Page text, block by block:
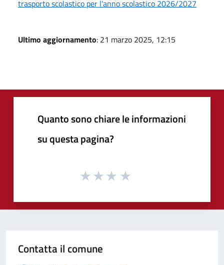
trasporto scolastico per l'anno scolastico 2026/2027
Ultimo aggiornamento: 21 marzo 2025, 12:15
Quanto sono chiare le informazioni
su questa pagina?
Contatta il comune